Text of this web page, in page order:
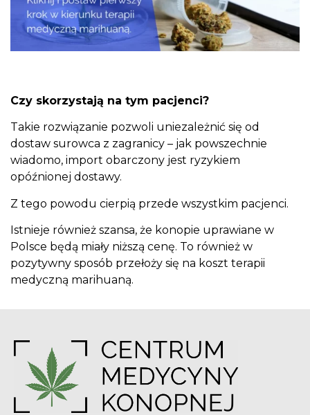
Czy skorzystają na tym pacjenci?
Takie rozwiązanie pozwoli uniezależnić się od
dostaw surowca z zagranicy – jak powszechnie
wiadomo, import obarczony jest ryzykiem
opóźnionej dostawy.
Z tego powodu cierpią przede wszystkim pacjenci.
Istnieje również szansa, że konopie uprawiane w
Polsce będą miały niższą cenę. To również w
pozytywny sposób przełoży się na koszt terapii
medyczną marihuaną.